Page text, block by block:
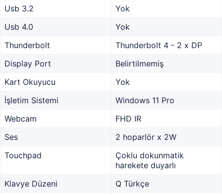
Usb 3.2
Yok
Usb 4.0
Yok
Thunderbolt
Thunderbolt 4 - 2 x DP
Display Port
Belirtilmemiş
Kart Okuyucu
Yok
İşletim Sistemi
Windows 11 Pro
Webcam
FHD IR
Ses
2 hoparlör x 2W
Touchpad
Çoklu dokunmatik
harekete duyarlı
Klavye Düzeni
Q Türkçe